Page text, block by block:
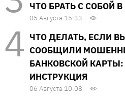
ЧТО БРАТЬ С СОБОЙ
05 Августа 15:33
ЧТО ДЕЛАТЬ, ЕСЛИ
СООБЩИЛИ
БАНКОВСКОЙ
ИНСТРУКЦИЯ
06 Августа 10:08